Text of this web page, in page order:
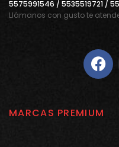
5575991546 / 5535519721 /
Llámanos con gusto te
MARCAS PREMIUM